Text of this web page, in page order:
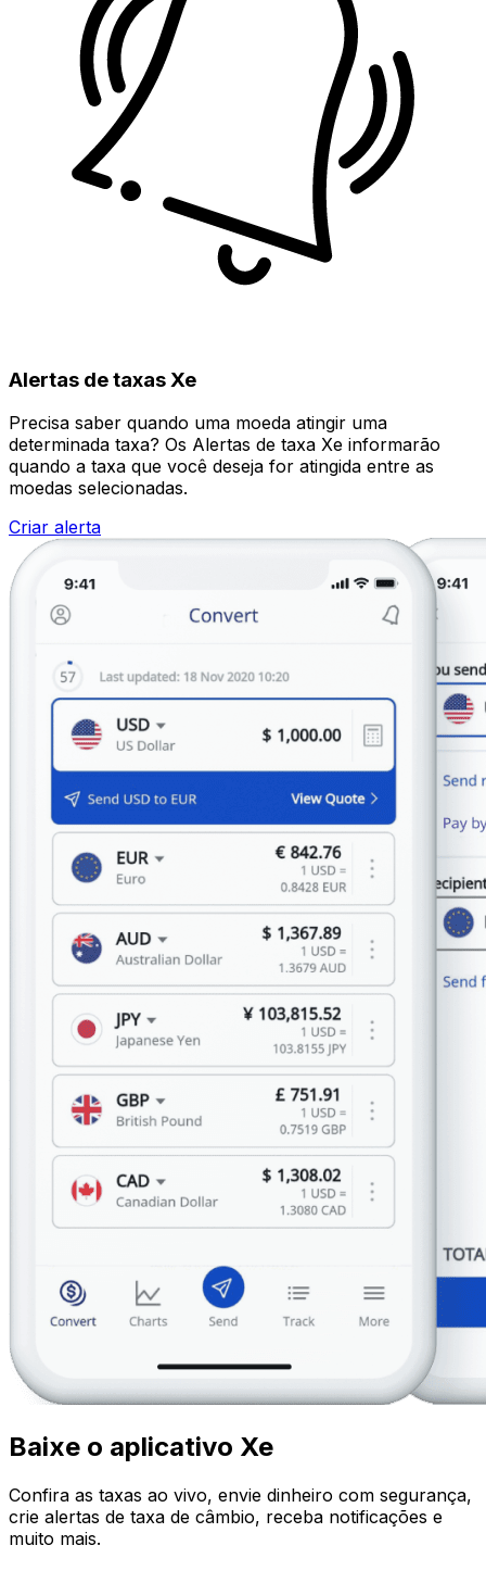
Alertas de taxas Xe
Precisa saber quando uma moeda atingir uma
determinada taxa? Os Alertas de taxa Xe informarão
quando a taxa que você deseja for atingida entre as
moedas selecionadas.
Criar alerta
Baixe o aplicativo Xe
Confira as taxas ao vivo, envie dinheiro com segurança,
crie alertas de taxa de câmbio, receba notificações e
muito mais.